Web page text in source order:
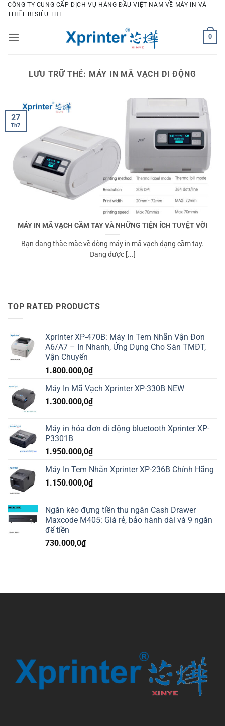
Bỏ
qua
dung
CÔNG TY CUNG CẤP DỊCH VỤ HÀNG ĐẦU VIỆT NAM VỀ MÁY IN VÀ
THIẾT BỊ SIÊU THỊ
0
LƯU TRỮ THẺ: MÁY IN MÃ VẠCH DI ĐỘNG
MÁY IN MÃ VẠCH CẦM TAY VÀ NHỮNG TIỆN ÍCH TUYỆT VỜI
Bạn đang thắc mắc về dòng máy in mã vạch dạng cầm tay.
Đang được [...]
27
Th7
TOP RATED PRODUCTS
Xprinter XP-470B: Máy In Tem Nhãn Vận Đơn
A6/A7 – In Nhanh, Ứng Dụng Cho Sàn TMĐT,
Vận Chuyển
1.800.000,0₫
Máy In Mã Vạch Xprinter XP-330B NEW
1.300.000,0₫
Máy in hóa đơn di động bluetooth Xprinter XP-
P3301B
1.950.000,0₫
Máy In Tem Nhãn Xprinter XP-236B Chính Hãng
1.150.000,0₫
Ngăn kéo đựng tiền thu ngân Cash Drawer
Maxcode M405: Giá rẻ, bảo hành dài và 9 ngăn
để tiền
730.000,0₫